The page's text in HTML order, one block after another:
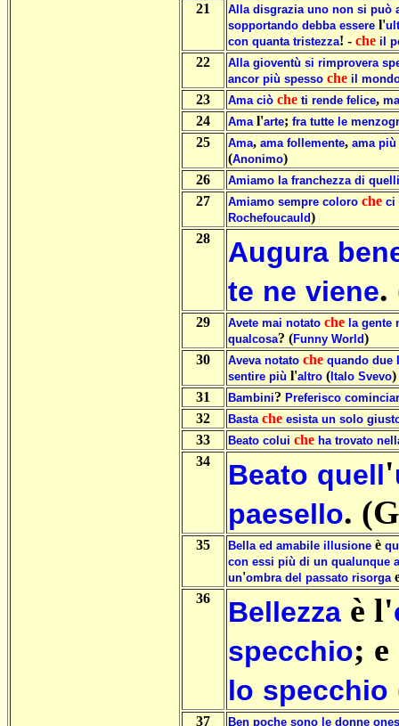
21 Alla disgrazia uno non si può
sopportando debba essere l'
con quanta tristezza! - che il
22 Alla gioventù si rimprovera
ancor più spesso che il
23 Ama ciò che ti rende felice, ma
24 Ama l'arte; fra tutte le
25 Ama, ama follemente, ama più
(Anonimo)
26
Amiamo la franchezza di quelli
27 Amiamo sempre coloro che ci
Rochefoucauld)
28
Augura
te ne viene.
29 Avete mai notato che la gente
qualcosa? (Funny World)
30
Aveva notato che quando due
sentire più l'altro ( Italo Svevo)
31
Bambini? Preferisco
32 Basta che esista un solo
33 Beato colui che ha trovato
34 Beato quell'
paesello.
35 Bella ed amabile illusione è
con essi più di un qualunque
un'ombra del passato risorga
36
Bellezza è l'
specchio; e
lo specchio
37 Ben poche sono le donne